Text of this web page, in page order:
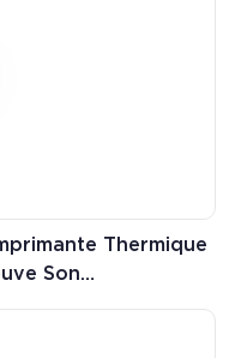
Thermique
Son